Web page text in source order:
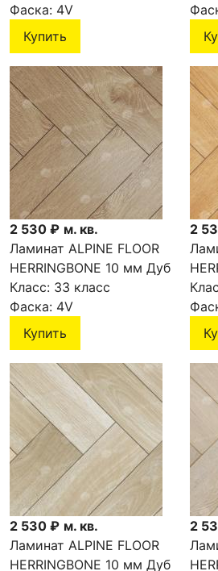
Фаска: 4V
Купить
2 530 ₽ м. кв.
Ламинат ALPINE FLOOR
HERRINGBONE 10 мм Дуб
Тироль LF107-07
Класс: 33 класс
Фаска: 4V
Купить
2
2 530 ₽ м. кв.
Ламинат ALPINE FLOOR
HERRINGBONE 10 мм Дуб
2